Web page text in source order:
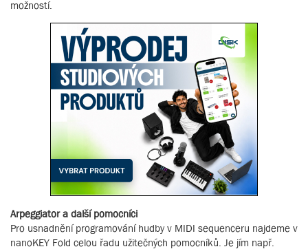
možností.
Arpeggiator a další pomocníci
Pro usnadnění programování hudby v MIDI sequenceru najdeme v
nanoKEY Fold celou řadu užitečných pomocníků. Je jím např.